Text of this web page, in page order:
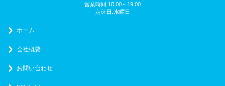
営業時間:10:00～19:00
定休日:水曜日
ホーム
会社概要
お問い合わせ